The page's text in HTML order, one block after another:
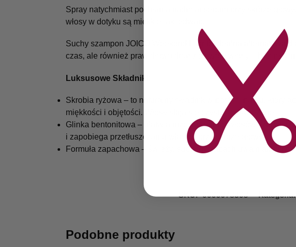
Spray natychmiast pochłania nadmiar sebum przy skórze
włosy w dotyku są miękkie jak jedwab.
Suchy szampon JOICO Weekend Hair to idealna alternatywa
czas, ale również prawidłowo dbasz o swoje włosy – bez
Luksusowe Składniki:
Skrobia ryżowa – to naturalny składnik w postaci pudru, który
miękkości i objętości. Włosy stają się czyste i odświeżone
Glinka bentonitowa – ułatwia rozczesywanie włosów i
i zapobiega przetłuszczaniu włosów przy skórze głowy
Formuła zapachowa – świeży, subtelny zapach uwalniany
SKU: 0000078308
Podobne produkty